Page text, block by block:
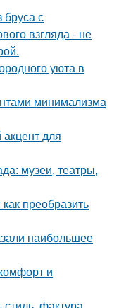
с
взгляда - не
уюта в
минимализма
для
музеи, театры,
преобразить
наибольшее
и